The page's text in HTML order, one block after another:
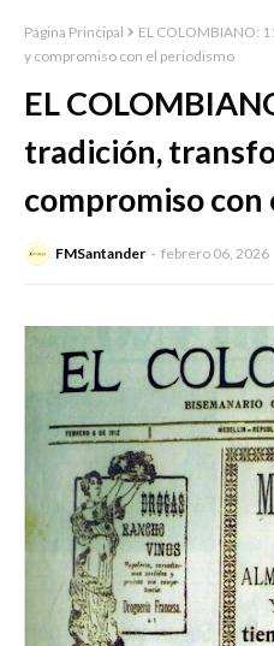
Página Principal
EL COLOMBIANO:
y compromiso con el periodismo
EL
tradición,
compromiso
FMSantander febrero 06, 2026